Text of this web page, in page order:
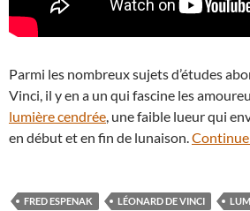
Parmi les nombreux sujets d’études
Vinci, il y en a un qui fascine les
lumière cendrée, une faible lueur qui
en début et en fin de lunaison.
FRED ESPENAK LÉONARD DE VINCI